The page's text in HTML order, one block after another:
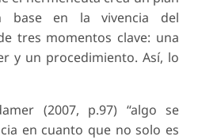
base en la vivencia del
tres momentos clave: una
y un procedimiento. Así, lo
(2007, p.97) “algo se
en cuanto que no solo es